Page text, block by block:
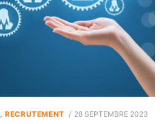
,RECRUTEMENT
POSTED
28 SEPTEMBRE 2023